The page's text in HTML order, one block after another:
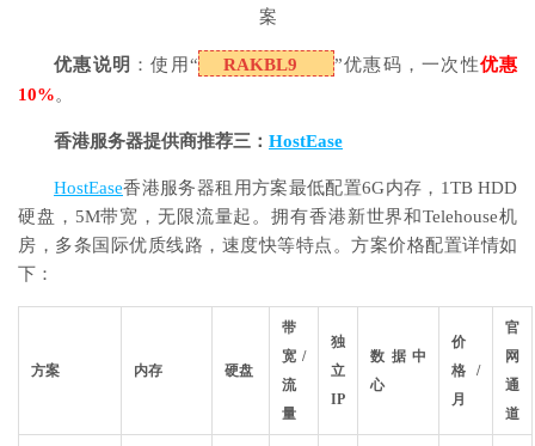
案
优惠说明 ：使用“ RAKBL9 ”优惠码，一次性优惠
10%。
香港服务器提供商推荐三： HostEase
HostEase香港服务器租用方案最低配置6G内存，1TB HDD
硬盘，5M带宽，无限流量起。拥有香港新世界和Telehouse机
房，多条国际优质线路，速度快等特点。方案价格配置详情如
下：
方案 内存 硬盘
带
宽/
流
量
独
立
IP
数据中
心
价
格/
月
官
网
通
道